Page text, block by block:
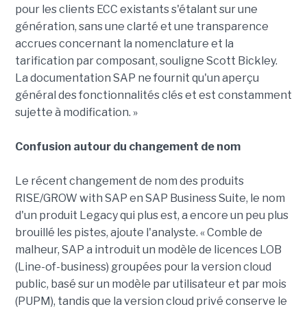
pour les clients ECC existants s'étalant sur une
génération, sans une clarté et une transparence
accrues concernant la nomenclature et la
tarification par composant, souligne Scott Bickley.
La documentation SAP ne fournit qu'un aperçu
général des fonctionnalités clés et est constamment
sujette à modification. »
Confusion autour du changement de nom
Le récent changement de nom des produits
RISE/GROW with SAP en SAP Business Suite, le nom
d'un produit Legacy qui plus est, a encore un peu plus
brouillé les pistes, ajoute l'analyste. « Comble de
malheur, SAP a introduit un modèle de licences LOB
(Line-of-business) groupées pour la version cloud
public, basé sur un modèle par utilisateur et par mois
(PUPM), tandis que la version cloud privé conserve le